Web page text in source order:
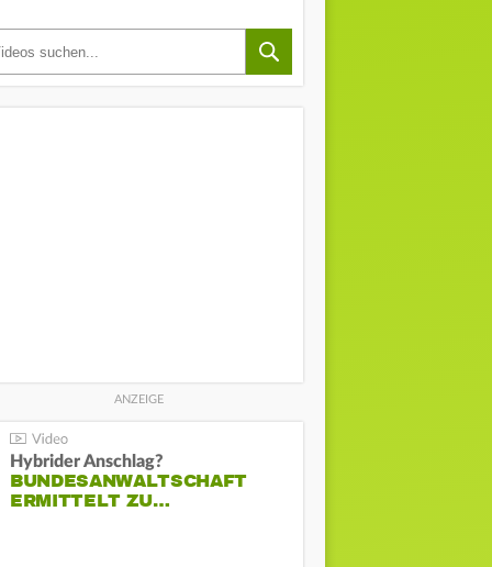
Hybrider Anschlag?
BUNDESANWALTSCHAFT
ERMITTELT ZU…